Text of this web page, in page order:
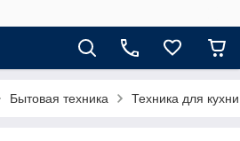
Бытовая техника Техника для кухни